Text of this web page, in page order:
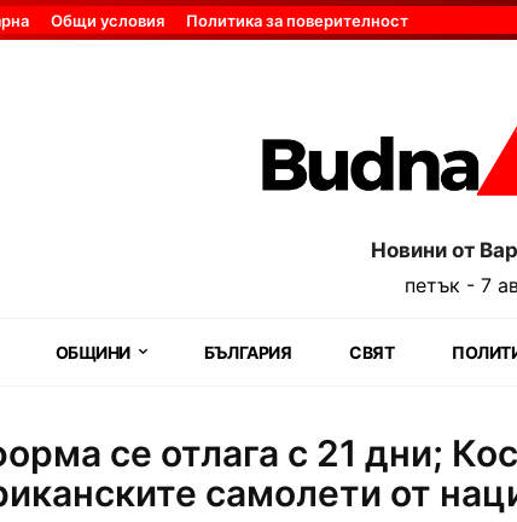
Общи условия Политика за поверителност
Новини от
петък - 7
ОБЩИНИ БЪЛГАРИЯ СВЯТ
се отлага с 21 дни;
самолети от